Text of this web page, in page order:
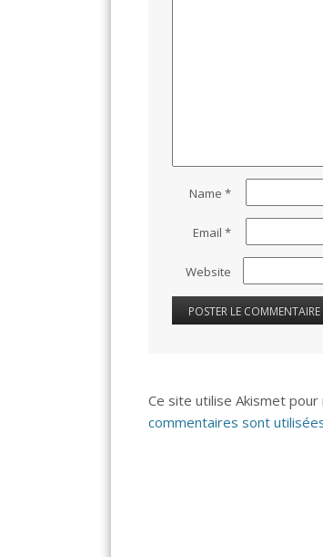
Name*
Email*
Website
Ce site utilise Akismet
commentaires sont